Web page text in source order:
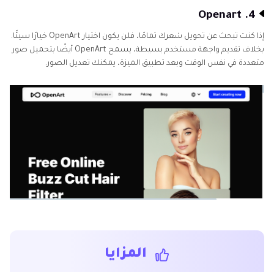
4. Openart
إذا كنت تبحث عن تحويل شعرك تمامًا، فلن يكون اختيار OpenArt خيارًا سيئًا.
بخلاف تقديم واجهة مستخدم بسيطة، يسمح OpenArt أيضًا بتحميل صور
متعددة في نفس الوقت وبعد تطبيق الميزة، يمكنك تعديل الصور.
المزايا